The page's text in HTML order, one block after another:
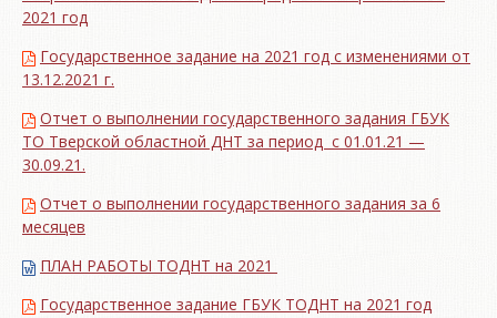
2021 год
Государственное задание на 2021 год с изменениями от
13.12.2021 г.
Отчет о выполнении государственного задания ГБУК
ТО Тверской областной ДНТ за период с 01.01.21 —
30.09.21.
Отчет о выполнении государственного задания за 6
месяцев
ПЛАН РАБОТЫ ТОДНТ на 2021
Государственное задание ГБУК ТОДНТ на 2021 год